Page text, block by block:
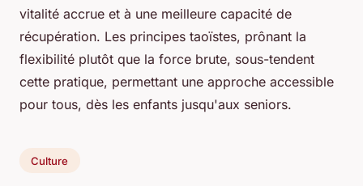
vitalité accrue et à une meilleure capacité de
récupération. Les principes taoïstes, prônant la
flexibilité plutôt que la force brute, sous-tendent
cette pratique, permettant une approche accessible
pour tous, dès les enfants jusqu'aux seniors.
Culture